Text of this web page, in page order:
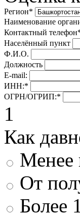
Регион*
Наименование
Контактный телефон
Населённый пункт
Ф.И.О.
Должность
E-mail:
ИНН:*
ОГРН/ОГРИП:*
1
Как
Менее
От
Более